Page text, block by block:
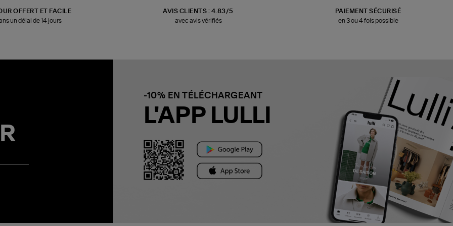
OFFERT ET FACILE
un délai de 14 jours
AVIS CLIENTS : 4.83/5
avec avis vérifiés
PAIEMENT SÉCURISÉ
en 3 ou 4 fois possible
-10% EN TÉLÉCHARGEANT
L'APP LULLI